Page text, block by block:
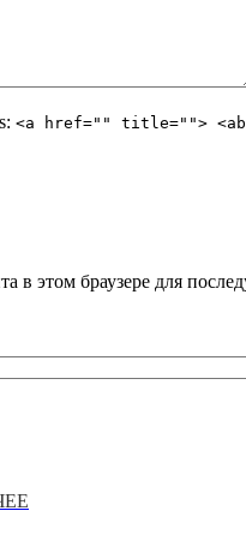
<a href="" title="">
в этом браузере для